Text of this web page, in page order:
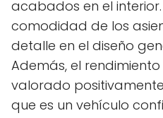
acabados en el
comodidad de los
detalle en el diseño
Además, el
valorado
que es un vehículo